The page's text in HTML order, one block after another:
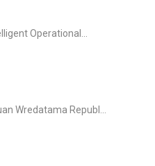
Operational...
Wredatama Republ...